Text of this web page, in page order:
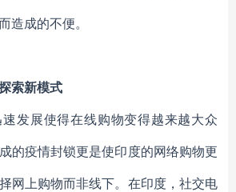
造成的不便。
索新模式
发展使得在线购物变得越来越大众
的疫情封锁更是使印度的网络购物更
网上购物而非线下。在印度，社交电